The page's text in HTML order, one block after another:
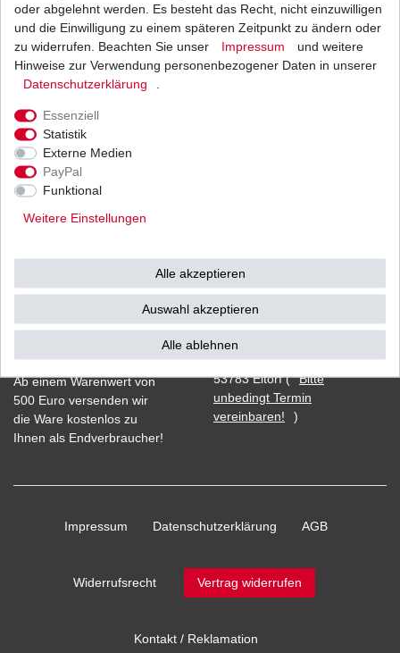
Bremsklötze Lucas TRW MCB 611 MCB611
UVP 31,94 €
Ab einem Warenwert von
500 Euro versenden wir
die Ware kostenlos zu
Ihnen als Endverbraucher!
Vorkasse
Barzahlung bei Abholung in
53783 Eitorf (
Bitte
unbedingt Termin
vereinbaren!
)
Impressum Daten­schutz­erklärung AGB
Widerrufs­recht Vertrag widerrufen
Kontakt / Reklamation
oder abgelehnt werden. Es besteht das Recht, nicht einzuwilligen
und die Einwilligung zu einem späteren Zeitpunkt zu ändern oder
zu widerrufen. Beachten Sie unser
Impressum
und weitere
Hinweise zur Verwendung personenbezogener Daten in unserer
Daten­schutz­erklärung
Essenziell
Statistik
Externe Medien
PayPal
Funktional
Weitere Einstellungen
Alle akzeptieren
Auswahl akzeptieren
Alle ablehnen